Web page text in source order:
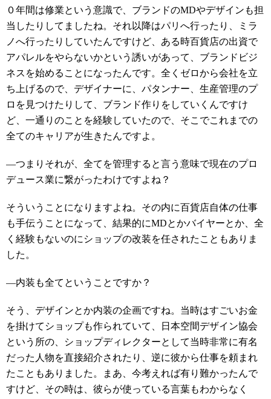
０年間は修業という意識で、ブランドのMDやデザインも担
当したりしてましたね。それ以降はパリへ行ったり、ミラ
ノへ行ったりしていたんですけど、ある時百貨店の出資で
アパレルをやらないかという誘いがあって、ブランドビジ
ネスを始めることになったんです。全くゼロから会社を立
ち上げるので、デザイナーに、パタンナー、生産管理のプ
ロを見つけたりして、ブランド作りをしていくんですけ
ど、一通りのことを経験していたので、そこでこれまでの
全てのキャリアが生きたんですよ。
―つまりそれが、全てを管理すると言う意味で現在のプロ
デュース業に繋がったわけですよね？
そういうことになりますよね。その内に百貨店自体の仕事
も手伝うことになって、結果的にMDとかバイヤーとか、全
く経験もないのにショップの改装を任されたこともありま
した。
―内装も全てということですか？
そう、デザインとか内装の企画ですね。当時はすごいお金
を掛けてショップも作られていて、日本空間デザイン協会
という所の、ショップディレクターとして当時非常に有名
だった人物を直接紹介されたり、逆に彼から仕事を頼まれ
たこともありました。まあ、今考えれば有り難かったんで
すけど、その時は、彼らが使っている言葉もわからなく